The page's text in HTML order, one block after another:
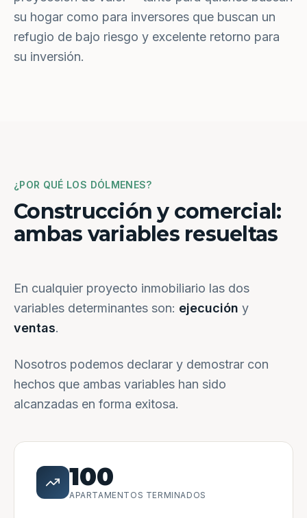
su hogar como para inversores que buscan un
refugio de bajo riesgo y excelente retorno para
su inversión.
¿POR QUÉ LOS DÓLMENES?
Construcción y comercial:
ambas variables resueltas
En cualquier proyecto inmobiliario las dos
variables determinantes son: ejecución y
ventas.
Nosotros podemos declarar y demostrar con
hechos que ambas variables han sido
alcanzadas en forma exitosa.
100
APARTAMENTOS TERMINADOS